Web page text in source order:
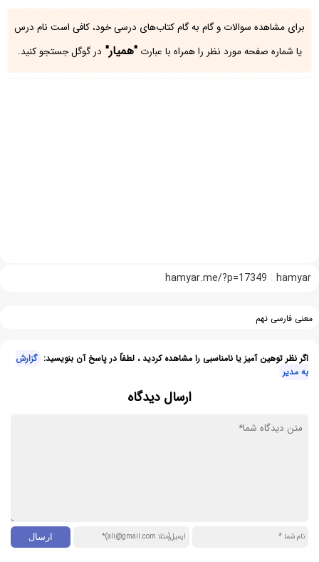
برای مشاهده سوالات و گام به گام کتاب‌های درسی خود، کافی است نام درس
یا شماره صفحه مورد نظر را همراه با عبارت"همیار" در گوگل جستجو کنید.
hamyar
hamyar.me/?p=17349
معنی فارسی نهم
اگر نظر توهین آمیز یا نامناسبی را مشاهده کردید ، لطفاً در پاسخ آن بنویسید: گزارش
به مدیر
ارسال دیدگاه